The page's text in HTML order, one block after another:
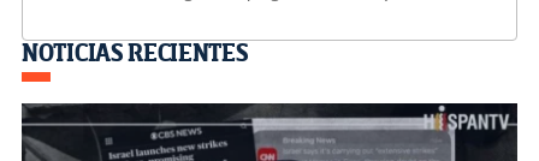
Navegación
de
entradas
NOTICIAS RECIENTES